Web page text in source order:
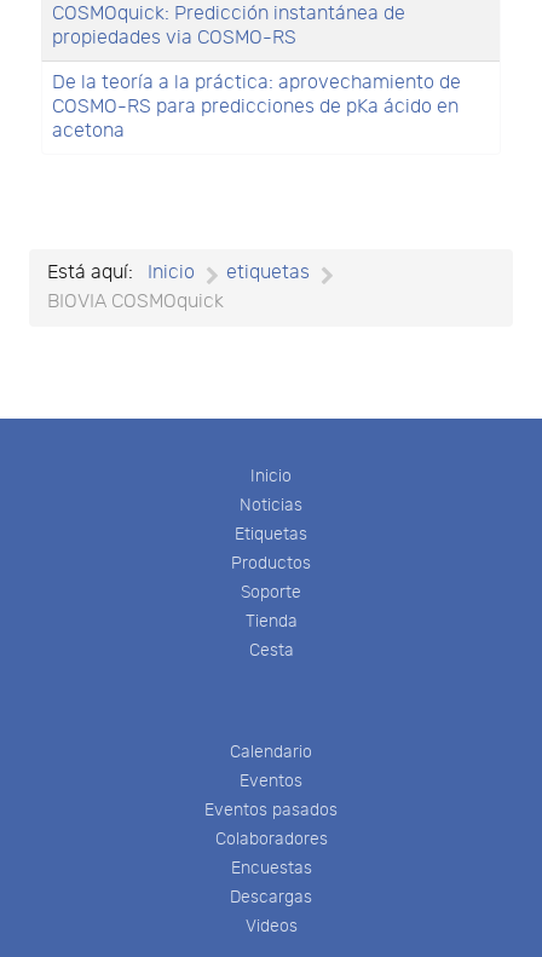
COSMOquick: Predicción instantánea de
propiedades via COSMO-RS
De la teoría a la práctica: aprovechamiento de
COSMO-RS para predicciones de pKa ácido en
acetona
Está aquí: Inicio
etiquetas
BIOVIA COSMOquick
Inicio
Noticias
Etiquetas
Productos
Soporte
Tienda
Cesta
Calendario
Eventos
Eventos pasados
Colaboradores
Encuestas
Descargas
Videos